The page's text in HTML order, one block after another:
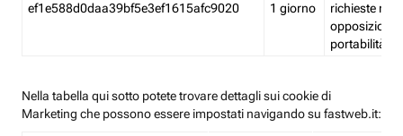
ef1e588d0daa39bf5e3ef1615afc9020 1 giorno
richieste
opposizione
portabilità
Nella tabella qui sotto potete trovare dettagli sui cookie di
Marketing che possono essere impostati navigando su fastweb.it: